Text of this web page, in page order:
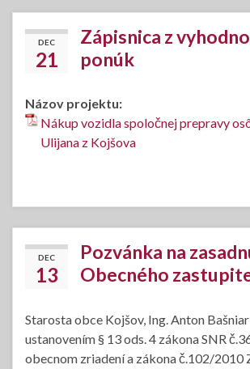
DEC
21
Zápisnica z
ponúk
Názov projektu:
Nákup vozidla spoločnej prepravy
Ulijana z Kojšova
DEC
13
Pozvánka na
Obecného
Starosta obce Kojšov, Ing. Anton Bašniar
ustanovením § 13 ods. 4 zákona SNR
obecnom zriadení a zákona č.102/2010